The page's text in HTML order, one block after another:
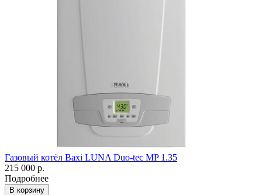
Газовый котёл Baxi LUNA Duo-tec MP 1.35
215 000 р.
Подробнее
В корзину